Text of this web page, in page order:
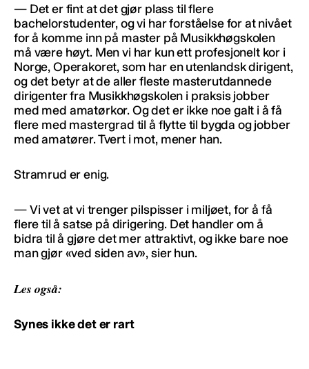
— Det er fint at det gjør plass til flere
bachelorstudenter, og vi har forståelse for at nivået
for å komme inn på master på Musikkhøgskolen
må være høyt. Men vi har kun ett profesjonelt kor i
Norge, Operakoret, som har en utenlandsk dirigent,
og det betyr at de aller fleste masterutdannede
dirigenter fra Musikkhøgskolen i praksis jobber
med med amatørkor. Og det er ikke noe galt i å få
flere med mastergrad til å flytte til bygda og jobber
med amatører. Tvert i mot, mener han.
Stramrud er enig.
— Vi vet at vi trenger pilspisser i miljøet, for å få
flere til å satse på dirigering. Det handler om å
bidra til å gjøre det mer attraktivt, og ikke bare noe
man gjør «ved siden av», sier hun.
Les også:
Synes ikke det er rart